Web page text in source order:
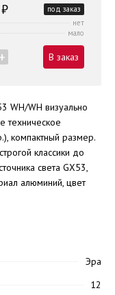
WH/WH визуально
техническое
компактный размер.
классики до
света GX53,
алюминий, цвет
Эра
12
под заказ
нет
мало
В заказ